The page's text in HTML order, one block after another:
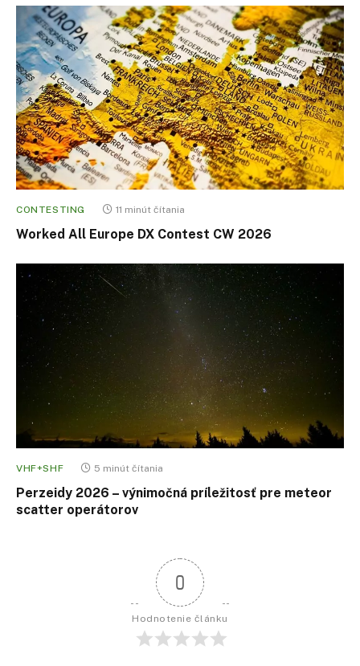
CONTESTING 11 minút čítania
Worked All Europe DX Contest CW 2026
VHF+SHF 5 minút čítania
Perzeidy 2026 – výnimočná príležitosť pre meteor
scatter operátorov
0
Hodnotenie článku